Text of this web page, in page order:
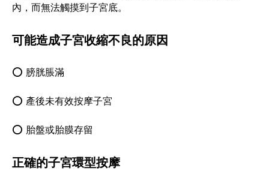
內，而無法觸摸到子宮底。
可能造成子宮收縮不良的原因
⭕ 膀胱脹滿
⭕ 產後未有效按摩子宮
⭕ 胎盤或胎膜存留
正確的子宮環型按摩